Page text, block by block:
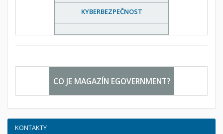
KYBERBEZPEČNOST
CO JE MAGAZÍN EGOVERNMENT?
KONTAKTY